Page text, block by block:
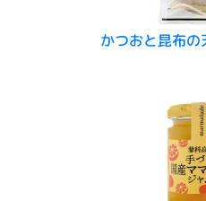
かつおと昆布の